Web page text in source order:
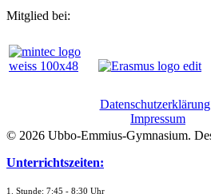
Mitglied bei:
Impressum
© 2026 Ubbo-Emmius-Gymnasium.
Unterrichtszeiten:
1. Stunde: 7:45 - 8:30 Uhr